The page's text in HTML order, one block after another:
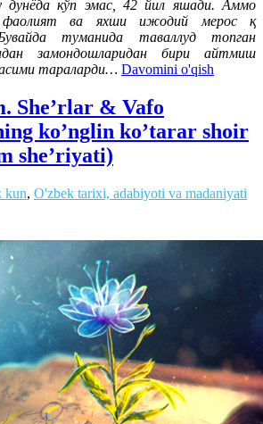
кў​п эмас, 42 йил яшади. Аммо
фаолият ва яхши ижодий мерос қ​
туманида таваллуд топган
замондошларидан бири айтмиш
тараларди… Davomini o'qish
She’rlar & Vafo
ko’nglin ko’tarar shoir
she’riyati)
kun, O'zbek tarixi, adabiyoti va madaniyati